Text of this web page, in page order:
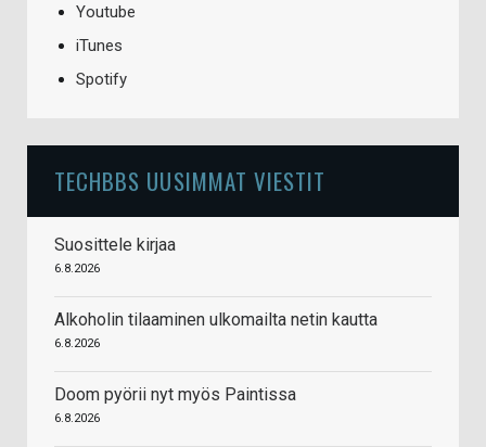
Youtube
iTunes
Spotify
TECHBBS UUSIMMAT VIESTIT
Suosittele kirjaa
6.8.2026
Alkoholin tilaaminen ulkomailta netin kautta
6.8.2026
Doom pyörii nyt myös Paintissa
6.8.2026